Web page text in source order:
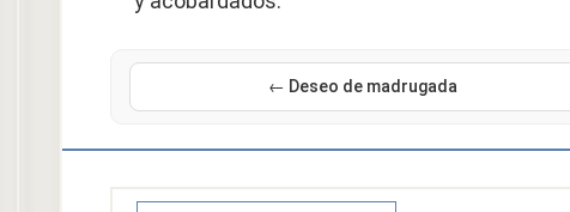
← Deseo de madrugada